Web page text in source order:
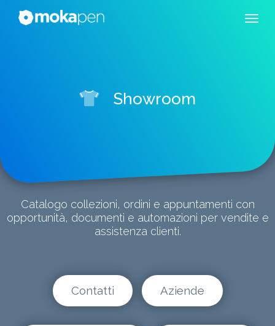
Showroom
Catalogo collezioni, ordini e appuntamenti con
opportunità, documenti e automazioni per vendite e
assistenza clienti.
Contatti Aziende